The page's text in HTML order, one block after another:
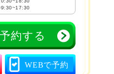
約する
WEBで予約